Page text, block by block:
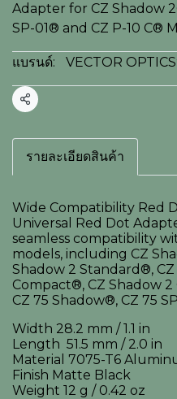
Adapter for CZ Shadow
SP-01® and CZ P-10 C®
แบรนด์: VECTOR OPTICS
แชร์
รายละเอียดสินค้า
Wide Compatibility Red
Universal Red Dot
seamless compatibility
models, including CZ
Shadow 2 Standard®,
Compact®, CZ Shadow
CZ 75 Shadow®, CZ 75
Width 28.2 mm / 1.1 in
Length 51.5 mm / 2.0 in
Material 7075-T6
Finish Matte Black
Weight 12 g / 0.42 oz